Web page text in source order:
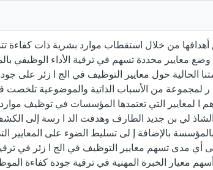
من خلال استقطاب موارد بشرية ذات كفاءة
معايير محددة تسهم في ترقية الأداء الوظيفي
حول معايير التوظيف في الج ا زئر على
لمجموعة من الأسباب الذاتية والموضوعية
لمعايير التي تعتمدها المؤسسات في توظيف
الشاذ لي بن جديد الطارف وهدفت الد ا رسة إلى
بالإضافة إ لى تسليط الضوء على المعايير
أي مدى تسهم معايير التوظيف في الج ا زئر في
: أسهم معيار الخبرة المهنية في ترقية جودة كفاءة